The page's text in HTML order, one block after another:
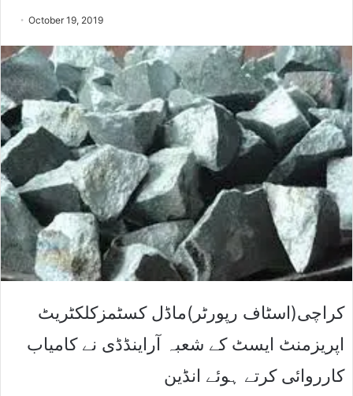
October 19, 2019
کراچی(اسٹاف رپورٹر)ماڈل کسٹمزکلکٹریٹ
اپریزمنٹ ایسٹ کے شعبہ آراینڈڈی نے کامیاب
کارروائی کرتے ہوئے انڈین